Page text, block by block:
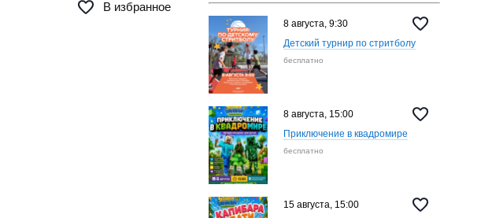
В избранное
8 августа, 9:30
Детский турнир по стритболу
бесплатно
8 августа, 15:00
Приключение в квадромире
бесплатно
15 августа, 15:00